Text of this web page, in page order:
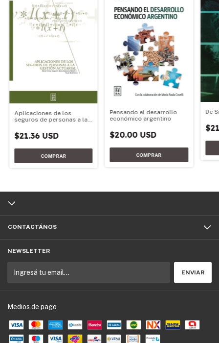
Aplicaciones de los
seguros de personas a la
$21.36 USD
Pensando el desarrollo
económico argentino
$20.00 USD
De
CONTACTÁNOS
NEWSLETTER
Medios de pago